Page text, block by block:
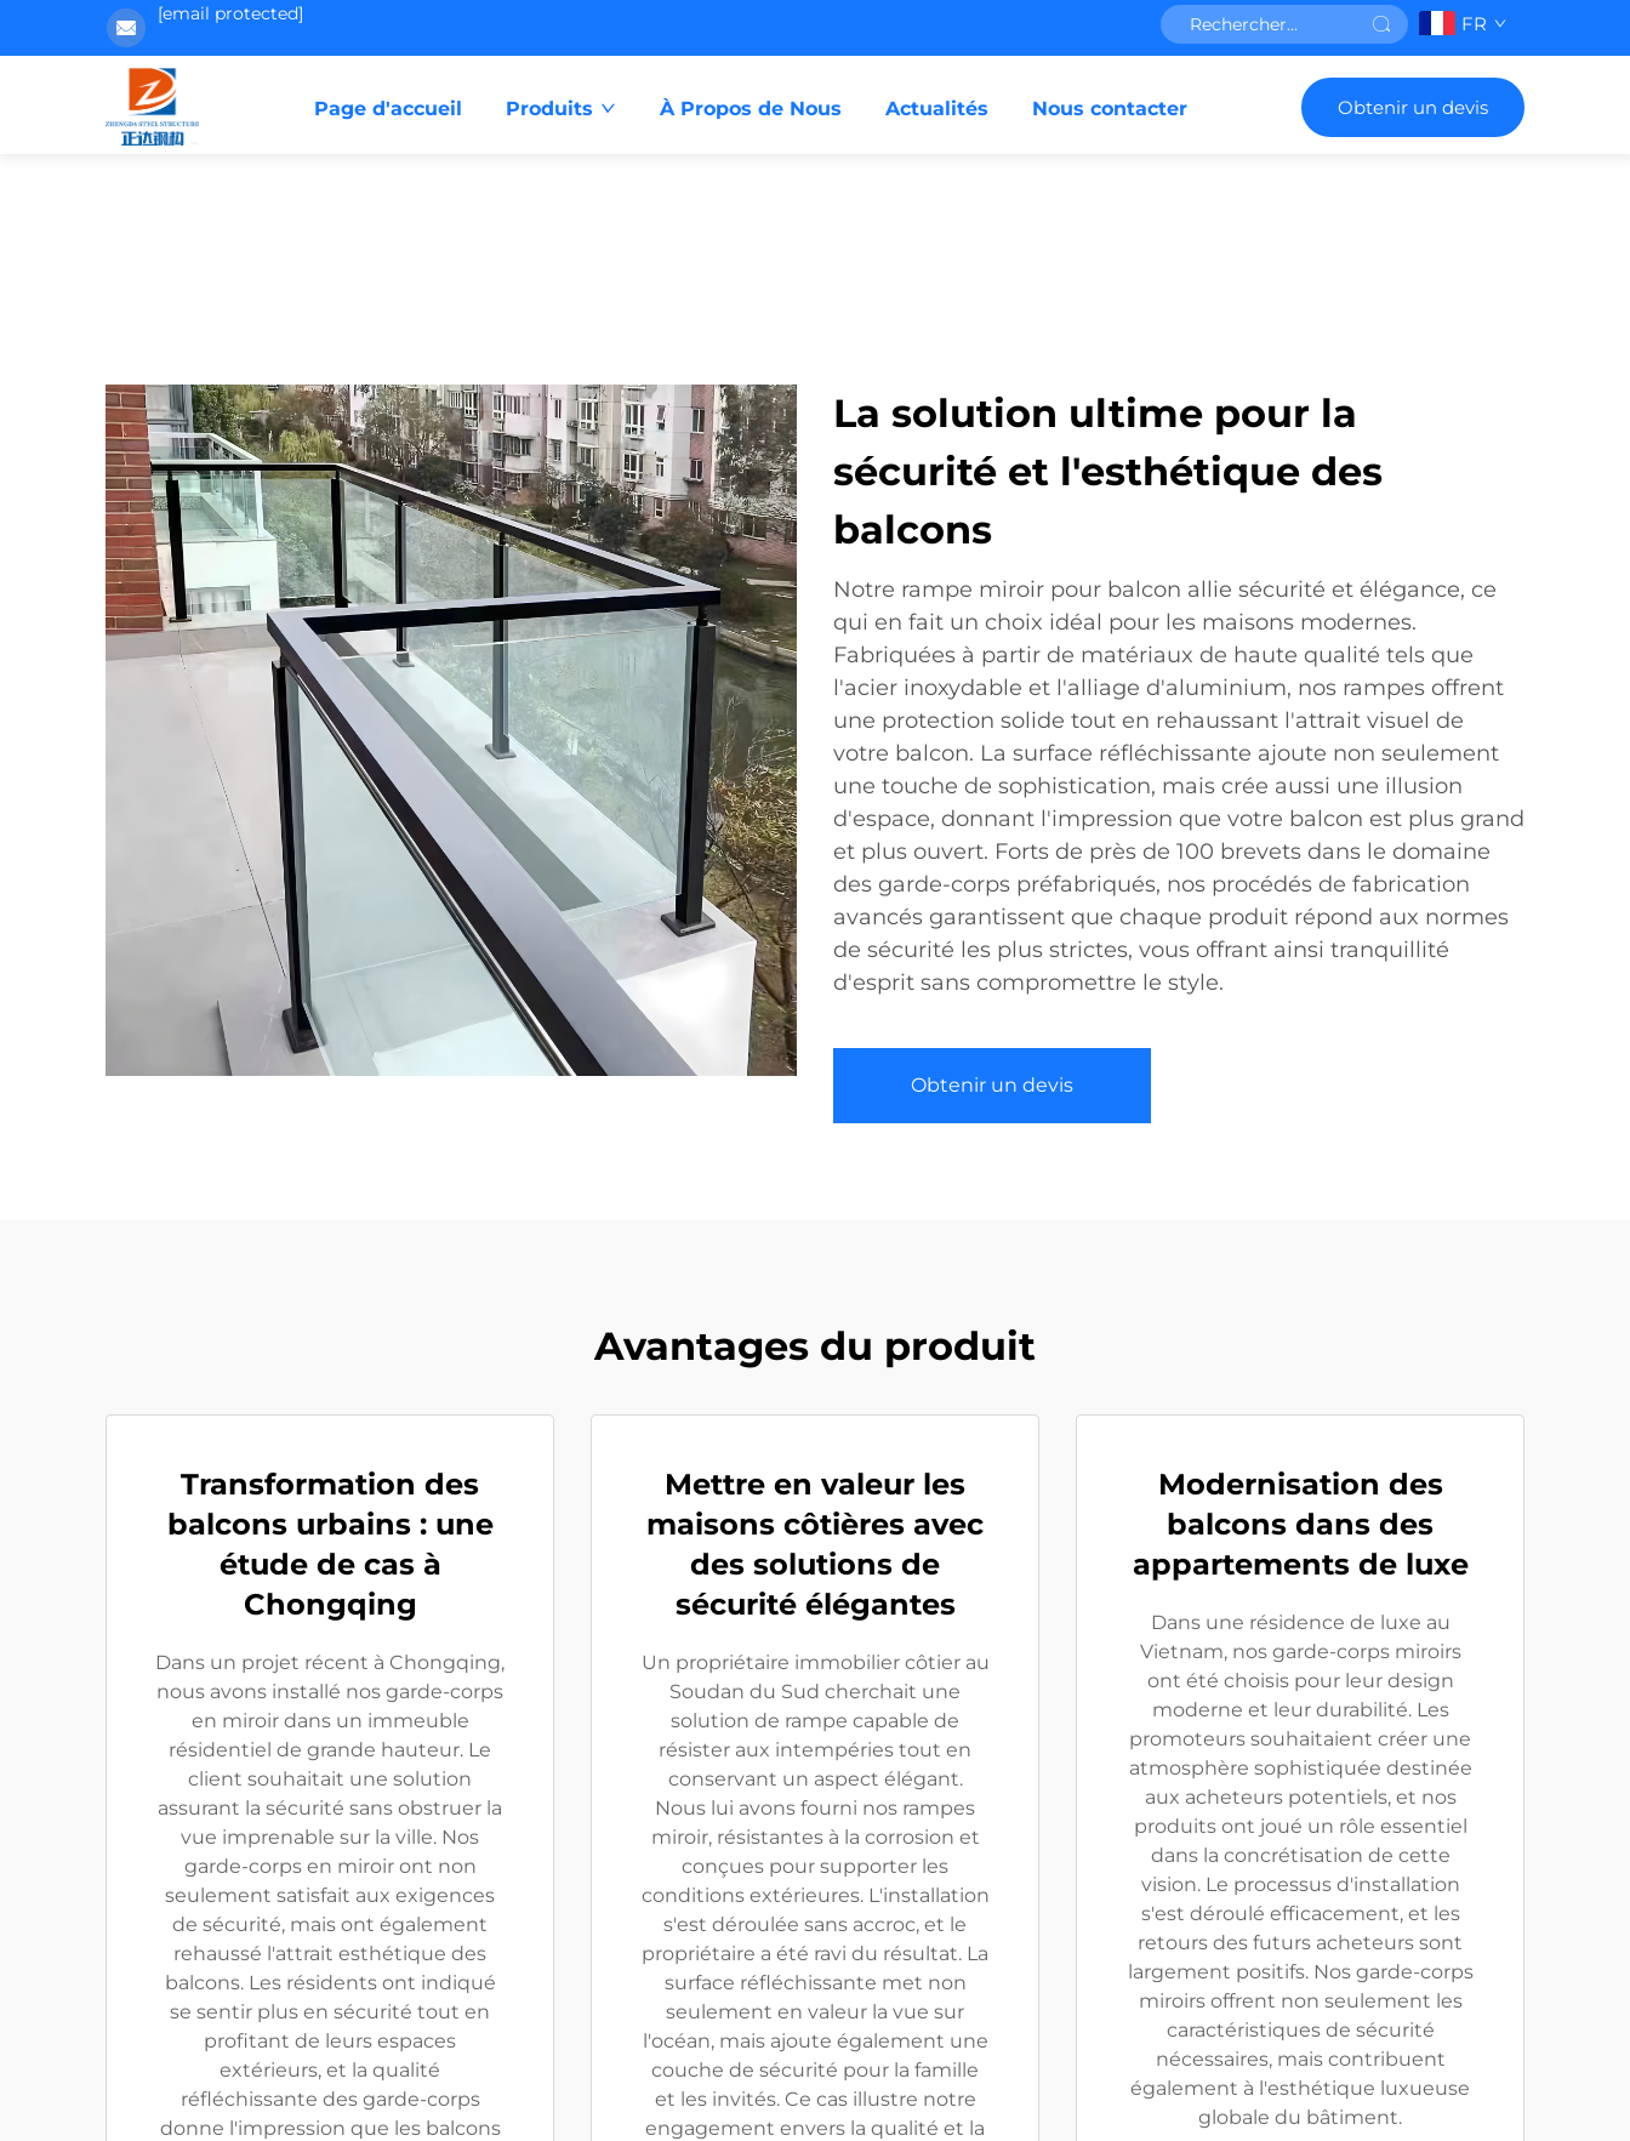
[email protected] FR
Page d'accueil Produits À Propos de Nous Actualités Nous contacter Obtenir un devis
La solution ultime pour la
sécurité et l'esthétique des
balcons
Notre rampe miroir pour balcon allie sécurité et élégance, ce
qui en fait un choix idéal pour les maisons modernes.
Fabriquées à partir de matériaux de haute qualité tels que
l'acier inoxydable et l'alliage d'aluminium, nos rampes offrent
une protection solide tout en rehaussant l'attrait visuel de
votre balcon. La surface réfléchissante ajoute non seulement
une touche de sophistication, mais crée aussi une illusion
d'espace, donnant l'impression que votre balcon est plus grand
et plus ouvert. Forts de près de 100 brevets dans le domaine
des garde-corps préfabriqués, nos procédés de fabrication
avancés garantissent que chaque produit répond aux normes
de sécurité les plus strictes, vous offrant ainsi tranquillité
d'esprit sans compromettre le style.
Obtenir un devis
Avantages du produit
Transformation des
balcons urbains : une
étude de cas à
Chongqing
Dans un projet récent à Chongqing,
nous avons installé nos garde-corps
en miroir dans un immeuble
résidentiel de grande hauteur. Le
client souhaitait une solution
assurant la sécurité sans obstruer la
vue imprenable sur la ville. Nos
garde-corps en miroir ont non
seulement satisfait aux exigences
de sécurité, mais ont également
rehaussé l'attrait esthétique des
balcons. Les résidents ont indiqué
se sentir plus en sécurité tout en
profitant de leurs espaces
extérieurs, et la qualité
réfléchissante des garde-corps
donne l'impression que les balcons
Mettre en valeur les
maisons côtières avec
des solutions de
sécurité élégantes
Un propriétaire immobilier côtier au
Soudan du Sud cherchait une
solution de rampe capable de
résister aux intempéries tout en
conservant un aspect élégant.
Nous lui avons fourni nos rampes
miroir, résistantes à la corrosion et
conçues pour supporter les
conditions extérieures. L'installation
s'est déroulée sans accroc, et le
propriétaire a été ravi du résultat. La
surface réfléchissante met non
seulement en valeur la vue sur
l'océan, mais ajoute également une
couche de sécurité pour la famille
et les invités. Ce cas illustre notre
engagement envers la qualité et la
Modernisation des
balcons dans des
appartements de luxe
Dans une résidence de luxe au
Vietnam, nos garde-corps miroirs
ont été choisis pour leur design
moderne et leur durabilité. Les
promoteurs souhaitaient créer une
atmosphère sophistiquée destinée
aux acheteurs potentiels, et nos
produits ont joué un rôle essentiel
dans la concrétisation de cette
vision. Le processus d'installation
s'est déroulé efficacement, et les
retours des futurs acheteurs sont
largement positifs. Nos garde-corps
miroirs offrent non seulement les
caractéristiques de sécurité
nécessaires, mais contribuent
également à l'esthétique luxueuse
globale du bâtiment.